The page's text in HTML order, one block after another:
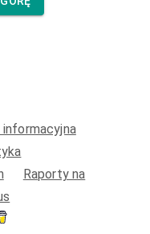
informacyjna
Raporty na